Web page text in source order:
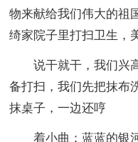
物来献给我们伟大的祖
绮家院子里打扫卫生，
说干就干，我们兴高
备打扫，我们先把抹布
抹桌子，一边还哼
着小曲：蓝蓝的银河